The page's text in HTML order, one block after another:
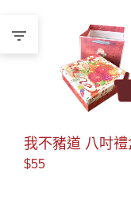
我不豬道 八吋禮
$55